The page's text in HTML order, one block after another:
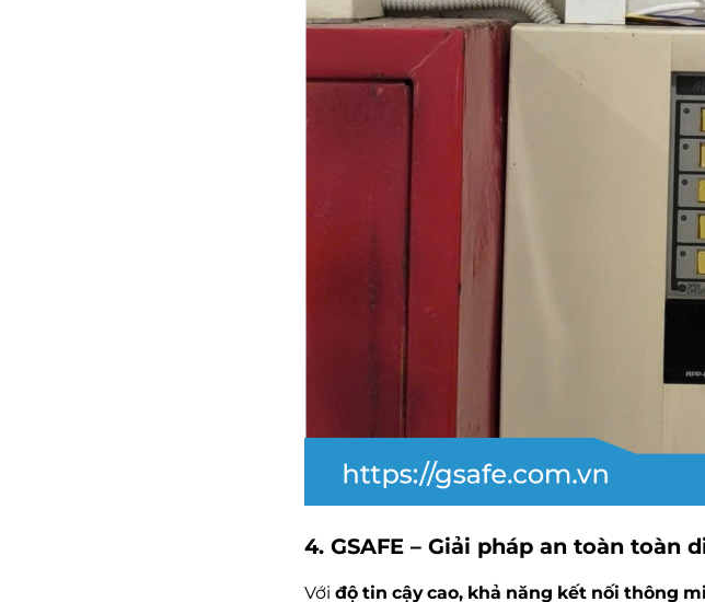
4. GSAFE – Giải pháp an toàn
Với độ tin cậy cao, khả năng kết nối thông